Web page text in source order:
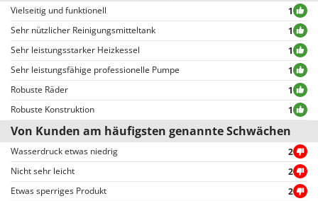
Ausschluss oder Zensur veröffentlicht, mit Ausnahme von
unangemessenen Texten und Inhalten oder der Verletzung der
Privatsphäre von Personen.
Alle Bewertungen, sowohl die positiven als auch die negativen, können vom
Benutzer leicht eingesehen werden, auch dank der Filter, die eine
vereinfachte Auswahl ermöglichen, einschließlich der Auswahl von
positiven oder negativen Bewertungen.
Vielseitig und funktionell
1
Sehr nützlicher Reinigungsmitteltank
1
Sehr leistungsstarker Heizkessel
1
Sehr leistungsfähige professionelle Pumpe
1
Robuste Räder
1
Robuste Konstruktion
1
Von Kunden am häufigsten genannte Schwächen
Wasserdruck etwas niedrig
2
Nicht sehr leicht
2
Etwas sperriges Produkt
2